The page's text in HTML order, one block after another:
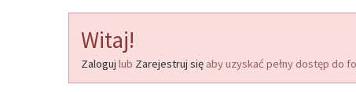
Witaj!
Zaloguj lub Zarejestruj się aby uzyskać pełny dostęp do